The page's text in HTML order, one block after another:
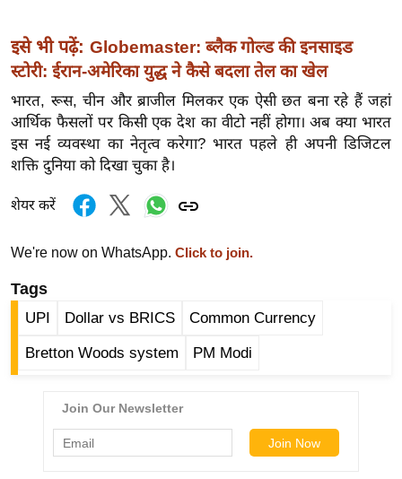
फि
ल्म
मी
क्षा
B
e
k
n
g
N
इसे भी पढ़ें: Globemaster: ब्लैक गोल्ड की इनसाइड
स्टोरी: ईरान-अमेरिका युद्ध ने कैसे बदला तेल का खेल
भारत, रूस, चीन और ब्राजील मिलकर एक ऐसी छत बना रहे हैं जहां
आर्थिक फैसलों पर किसी एक देश का वीटो नहीं होगा। अब क्या भारत
इस नई व्यवस्था का नेतृत्व करेगा? भारत पहले ही अपनी डिजिटल
शक्ति दुनिया को दिखा चुका है।
शेयर करें
We're now on WhatsApp. Click to join.
Tags
UPI Dollar vs BRICS Common Currency
Bretton Woods system PM Modi